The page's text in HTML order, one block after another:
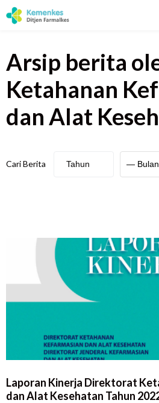
Arsip berita
Ketahanan
dan Alat
Cari Berita
Laporan Kinerja Direktorat
dan Alat Kesehatan Tahun